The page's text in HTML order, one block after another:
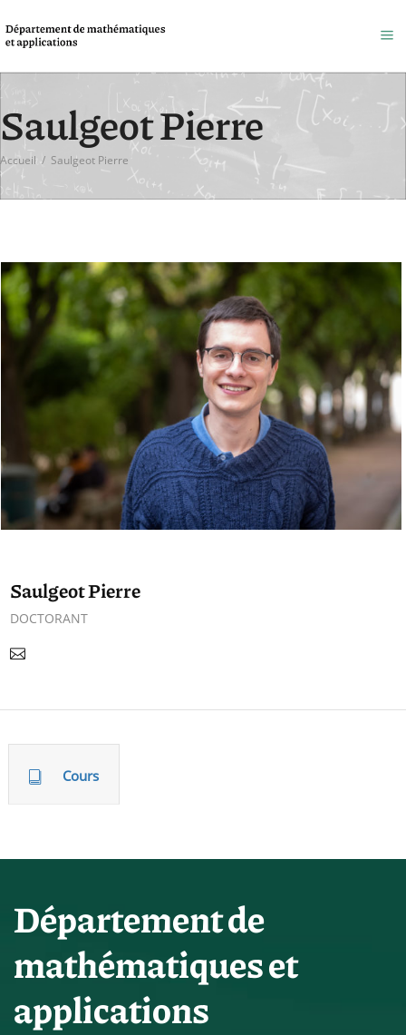
Saulgeot Pierre
Accueil / Saulgeot Pierre
Saulgeot Pierre
DOCTORANT
Cours
Département de
mathématiques et
applications